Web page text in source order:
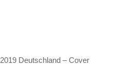
Deutschland – Cover